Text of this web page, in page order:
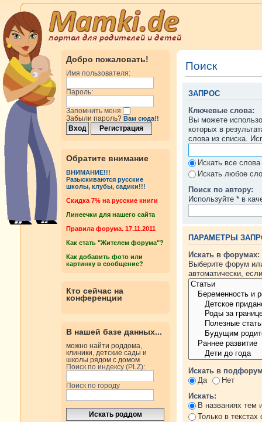
Добро пожаловать!
Имя пользователя:
Пароль:
Запомнить меня
Забыли пароль? Вам сюда!!
Обратите внимание
ВНИМАНИЕ!!!
Разыскиваются русские
школы, клубы, садики!!!
Cкидка 7% на русские книги
Линеечки для нашего сайта
Правила форума. 17.11.2011
Как стать "Жителем форума"?
Как добавить фото или
картинку в сообщение?
Кто сейчас на
конференции
В нашей базе данных...
можно найти роддома,
клиники, детские сады и
школы рядом с домом
Поиск по индексу (PLZ):
Поиск по городу
Поиск
ЗАПРОС
Ключевые слова:
Вы можете
которых в
слова из списка.
Искать все слова
Искать любое
Поиск по автору:
Используйте * в
ПАРАМЕТРЫ
Искать в форумах:
Выберите форум
автоматически,
Искать в
Да
Нет
Искать:
В названиях тем
Только в